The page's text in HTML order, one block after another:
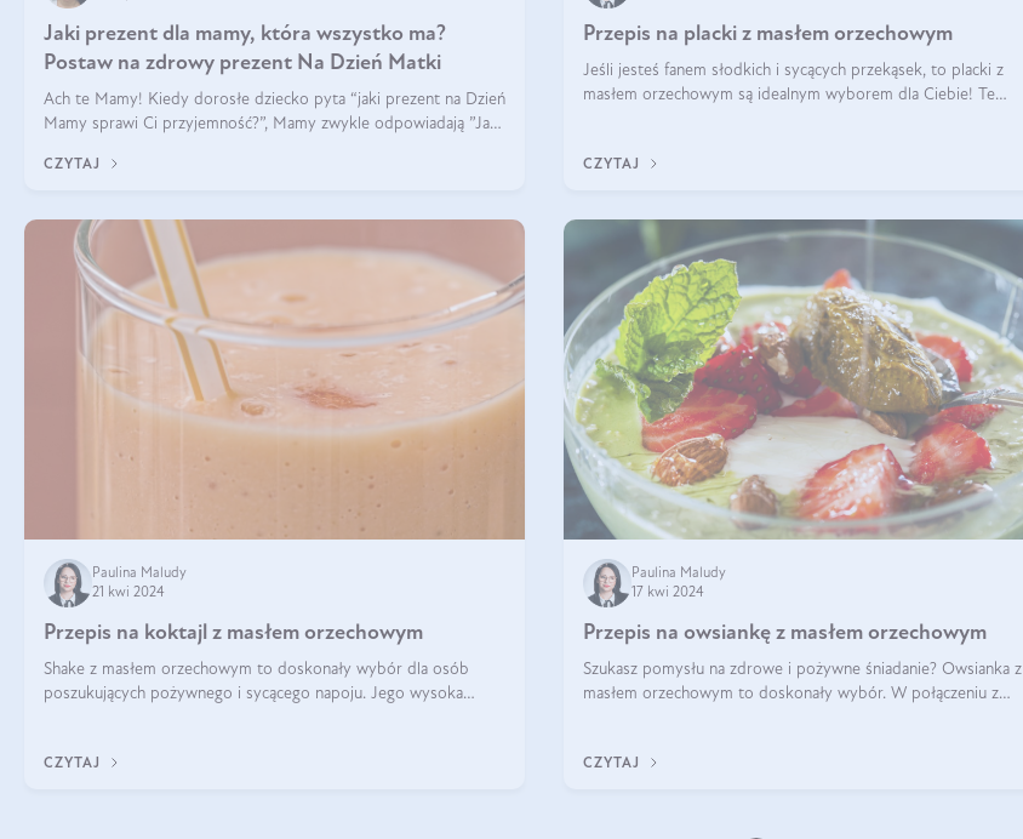
Jaki prezent dla mamy, która wszystko ma?
Postaw na zdrowy prezent Na Dzień Matki
Ach te Mamy! Kiedy dorosłe dziecko pyta “jaki prezent na Dzień
Mamy sprawi Ci przyjemność?”, Mamy zwykle odpowiadają ”Ja
prezent na Dzień Ma
CZYTAJ
Przepis na placki z masłem orzechowym
Jeśli jesteś fanem słodkich i sycących przekąsek, to placki z
masłem orzechowym są idealnym wyborem dla Ciebie! Te
CZYTAJ
Paulina Maludy
21 kwi 2024
Przepis na koktajl z masłem orzechowym
Shake z masłem orzechowym to doskonały wybór dla osób
poszukujących pożywnego i sycącego napoju. Jego wysoka
CZYTAJ
Paulina Maludy
17 kwi 2024
Przepis na owsiankę z masłem orzechowym
Szukasz pomysłu na zdrowe i pożywne śniadanie? Owsianka z
masłem orzechowym to doskonały wybór. W połączeniu z
CZYTAJ